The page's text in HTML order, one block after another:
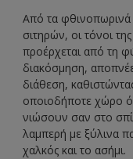
Από τα
σιτηρών, οι τόνοι
προέρχεται από τη
διακόσμηση,
διάθεση,
οποιοδήποτε χώρο
νιώσουν σαν στο
λαμπερή με ξύλινα
χαλκός και το ασήμι.